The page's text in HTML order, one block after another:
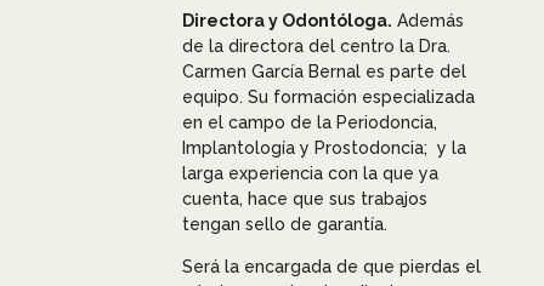
Directora y Odontóloga. Además
de la directora del centro la Dra.
Carmen García Bernal es parte del
equipo. Su formación especializada
en el campo de la Periodoncia,
Implantología y Prostodoncia; y la
larga experiencia con la que ya
cuenta, hace que sus trabajos
tengan sello de garantía.
Será la encargada de que pierdas el